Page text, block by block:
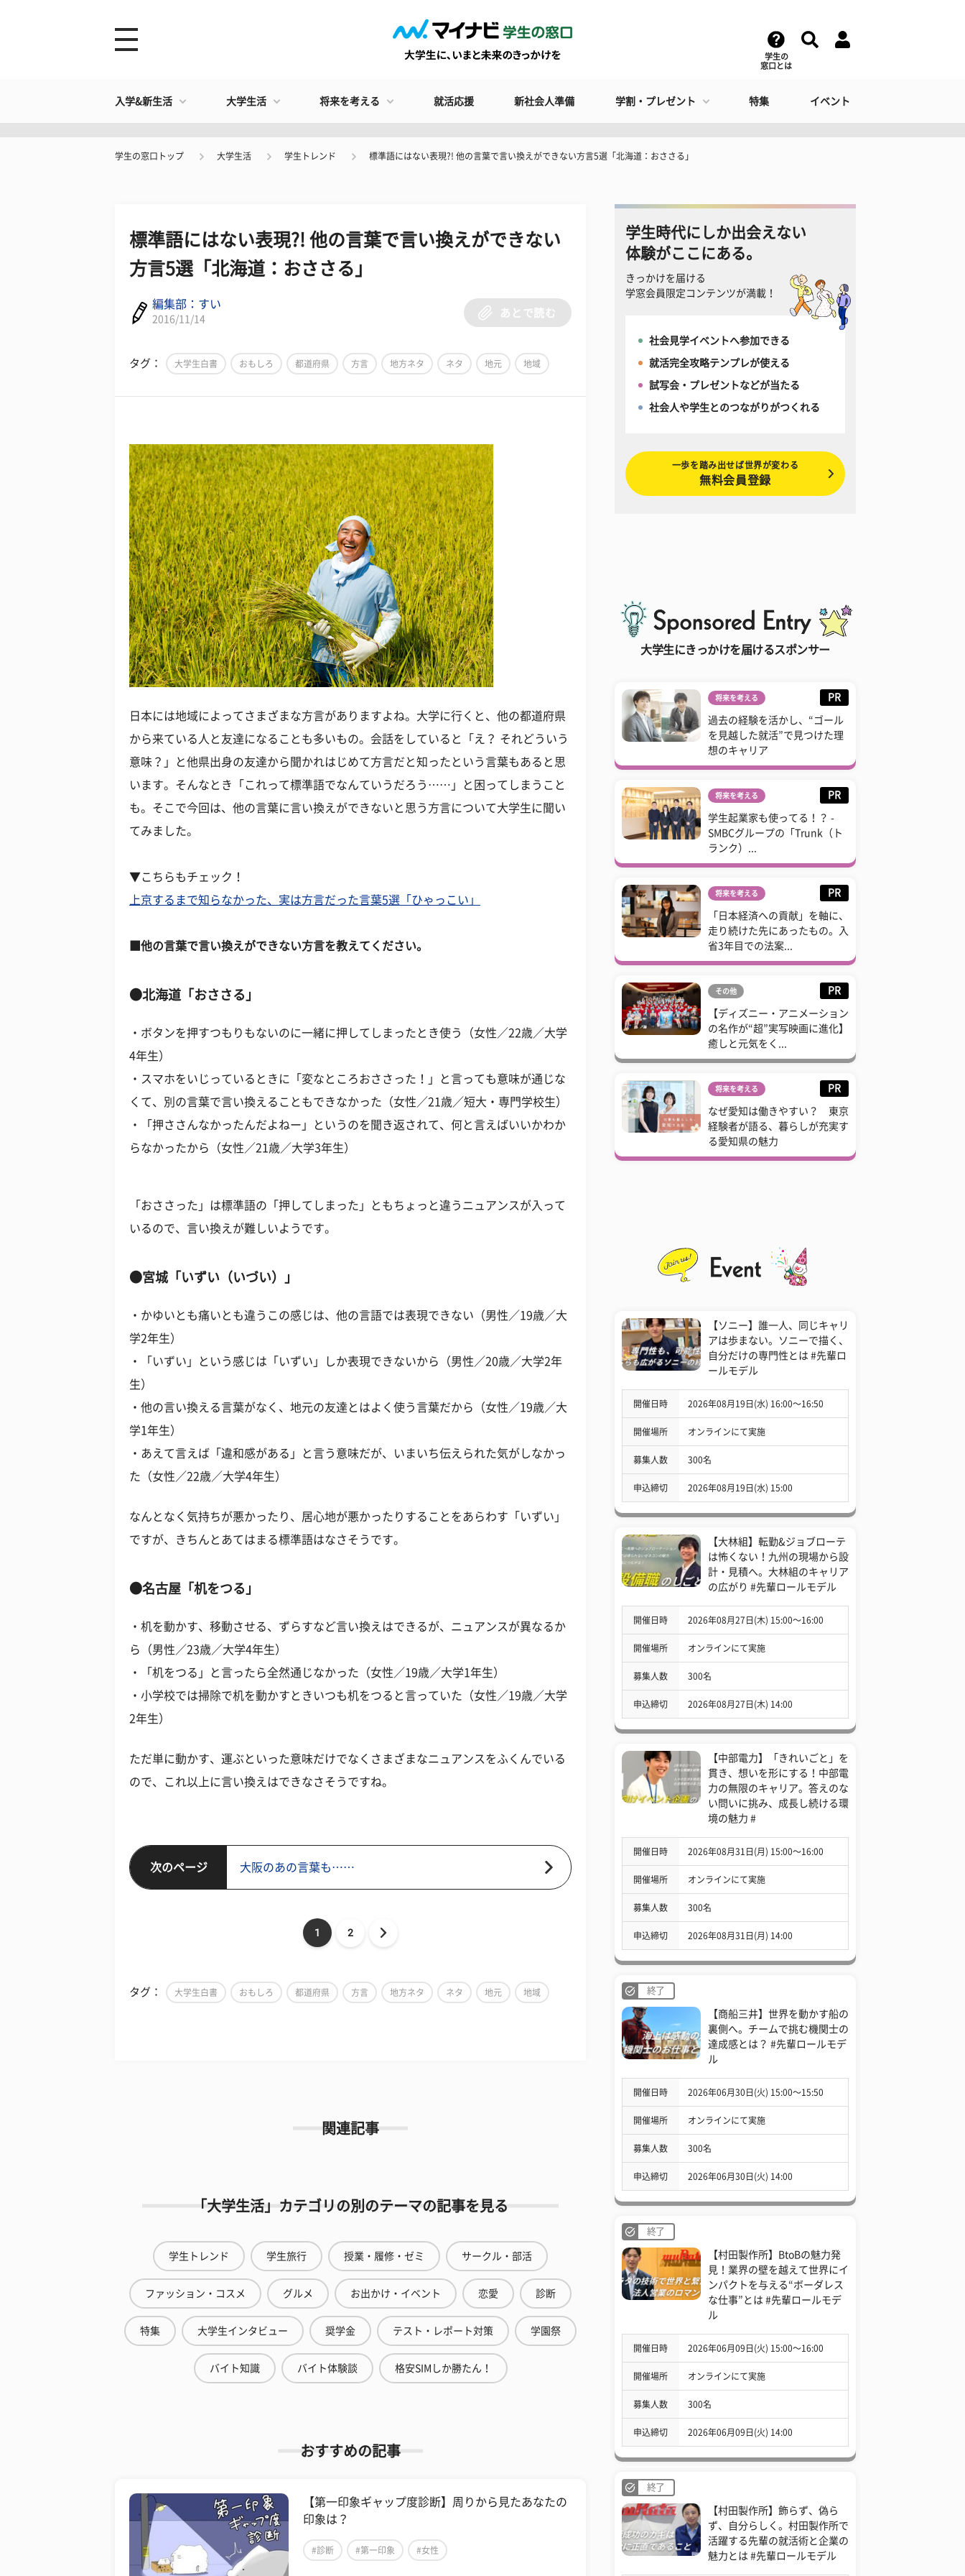
学生の
窓口とは
入学&新生活 大学生活 将来を考える 就活応援 新社会人準備 学割・プレゼント 特集 イベント
学生の窓口トップ 大学生活 学生トレンド 標準語にはない表現?! 他の言葉で言い換えができない方言5選「北海道：おささる」
標準語にはない表現?! 他の言葉で言い換えができない
方言5選「北海道：おささる」
編集部：すい
2016/11/14
あとで読む
タグ： 大学生白書 おもしろ 都道府県 方言 地方ネタ ネタ 地元 地域
日本には地域によってさまざまな方言がありますよね。大学に行くと、他の都道府県
から来ている人と友達になることも多いもの。会話をしていると「え？ それどういう
意味？」と他県出身の友達から聞かれはじめて方言だと知ったという言葉もあると思
います。そんなとき「これって標準語でなんていうだろう……」と困ってしまうこと
も。そこで今回は、他の言葉に言い換えができないと思う方言について大学生に聞い
てみました。
▼こちらもチェック！
上京するまで知らなかった、実は方言だった言葉5選「ひゃっこい」
■他の言葉で言い換えができない方言を教えてください。
●北海道「おささる」
・ボタンを押すつもりもないのに一緒に押してしまったとき使う（女性／22歳／大学
4年生）
・スマホをいじっているときに「変なところおささった！」と言っても意味が通じな
くて、別の言葉で言い換えることもできなかった（女性／21歳／短大・専門学校生）
・「押ささんなかったんだよねー」というのを聞き返されて、何と言えばいいかわか
らなかったから（女性／21歳／大学3年生）
「おささった」は標準語の「押してしまった」ともちょっと違うニュアンスが入って
いるので、言い換えが難しいようです。
●宮城「いずい（いづい）」
・かゆいとも痛いとも違うこの感じは、他の言語では表現できない（男性／19歳／大
学2年生）
・「いずい」という感じは「いずい」しか表現できないから（男性／20歳／大学2年
生）
・他の言い換える言葉がなく、地元の友達とはよく使う言葉だから（女性／19歳／大
学1年生）
・あえて言えば「違和感がある」と言う意味だが、いまいち伝えられた気がしなかっ
た（女性／22歳／大学4年生）
なんとなく気持ちが悪かったり、居心地が悪かったりすることをあらわす「いずい」
ですが、きちんとあてはまる標準語はなさそうです。
●名古屋「机をつる」
・机を動かす、移動させる、ずらすなど言い換えはできるが、ニュアンスが異なるか
ら（男性／23歳／大学4年生）
・「机をつる」と言ったら全然通じなかった（女性／19歳／大学1年生）
・小学校では掃除で机を動かすときいつも机をつると言っていた（女性／19歳／大学
2年生）
ただ単に動かす、運ぶといった意味だけでなくさまざまなニュアンスをふくんでいる
ので、これ以上に言い換えはできなさそうですね。
次のページ 大阪のあの言葉も……
1 2
タグ： 大学生白書 おもしろ 都道府県 方言 地方ネタ ネタ 地元 地域
関連記事
「大学生活」カテゴリの別のテーマの記事を見る
学生トレンド 学生旅行 授業・履修・ゼミ サークル・部活
ファッション・コスメ グルメ お出かけ・イベント 恋愛 診断
特集 大学生インタビュー 奨学金 テスト・レポート対策 学園祭
バイト知識 バイト体験談 格安SIMしか勝たん！
おすすめの記事
【第一印象ギャップ度診断】周りから見たあなたの
印象は？
#診断 #第一印象 #女性
学生時代にしか出会えない
体験がここにある。
きっかけを届ける
学窓会員限定コンテンツが満載！
社会見学イベントへ参加できる
就活完全攻略テンプレが使える
試写会・プレゼントなどが当たる
社会人や学生とのつながりがつくれる
一歩を踏み出せば世界が変わる
無料会員登録
大学生にきっかけを届けるスポンサー
将来を考える PR
過去の経験を活かし、“ゴール
を見越した就活”で見つけた理
想のキャリア
将来を考える PR
学生起業家も使ってる！？ -
SMBCグループの「Trunk（ト
ランク）...
将来を考える PR
「日本経済への貢献」を軸に、
走り続けた先にあったもの。入
省3年目での法案...
その他 PR
【ディズニー・アニメーション
の名作が“超”実写映画に進化】
癒しと元気をく...
将来を考える PR
なぜ愛知は働きやすい？ 東京
経験者が語る、暮らしが充実す
る愛知県の魅力
【ソニー】誰一人、同じキャリ
アは歩まない。ソニーで描く、
自分だけの専門性とは #先輩ロ
ールモデル
開催日時 2026年08月19日(水) 16:00〜16:50
開催場所 オンラインにて実施
募集人数 300名
申込締切 2026年08月19日(水) 15:00
【大林組】転勤&ジョブローテ
は怖くない！九州の現場から設
計・見積へ。大林組のキャリア
の広がり #先輩ロールモデル
開催日時 2026年08月27日(木) 15:00〜16:00
開催場所 オンラインにて実施
募集人数 300名
申込締切 2026年08月27日(木) 14:00
【中部電力】「きれいごと」を
貫き、想いを形にする！中部電
力の無限のキャリア。答えのな
い問いに挑み、成長し続ける環
境の魅力 #
開催日時 2026年08月31日(月) 15:00〜16:00
開催場所 オンラインにて実施
募集人数 300名
申込締切 2026年08月31日(月) 14:00
終了
【商船三井】世界を動かす船の
裏側へ。チームで挑む機関士の
達成感とは？ #先輩ロールモデ
ル
開催日時 2026年06月30日(火) 15:00〜15:50
開催場所 オンラインにて実施
募集人数 300名
申込締切 2026年06月30日(火) 14:00
終了
【村田製作所】BtoBの魅力発
見！業界の壁を越えて世界にイ
ンパクトを与える“ボーダレス
な仕事”とは #先輩ロールモデ
ル
開催日時 2026年06月09日(火) 15:00〜16:00
開催場所 オンラインにて実施
募集人数 300名
申込締切 2026年06月09日(火) 14:00
終了
【村田製作所】飾らず、偽ら
ず、自分らしく。村田製作所で
活躍する先輩の就活術と企業の
魅力とは #先輩ロールモデル